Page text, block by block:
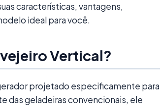
características, vantagens,
ideal para você.
Vertical?
projetado especificamente para
das geladeiras convencionais, ele